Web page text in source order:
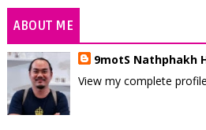
ABOUT ME
9motS Nathphakh
View my complete profile